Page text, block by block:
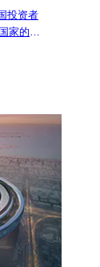
投资者
家的房